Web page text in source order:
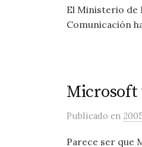
El Ministerio de
Comunicación
Microsoft
Publicado en
Parece ser que